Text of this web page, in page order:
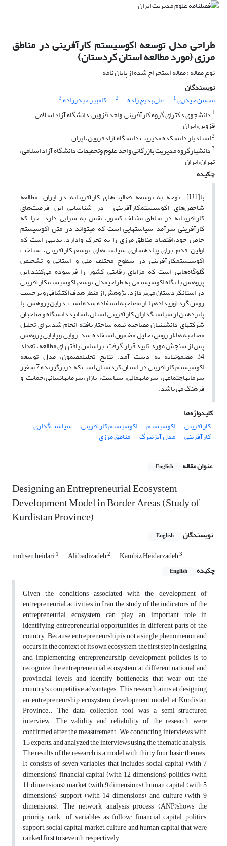
طراحی مدل توسعه اکوسیستم کارآفرینی در مناطق
مرزی (مورد مطالعه استان کردستان)
نوع مقاله : مقاله استخراج شده از پایان نامه
نویسندگان
محسن حیدری1 علی بدیع زاده 2 کامبیز حیدرزاده3
1 دانشجوی دکترای گروه کارآفرینی،واحد قزوین،دانشگاه آزاد اسلامی
قزوین،ایران
2استادیار دانشکده مدیریت دانشگاه آزادقزوین، ایران
3دانشیارگروه مدیریت بازرگانی واحد علوم وتحقیقات دانشگاه آزاد اسلامی،
تهران،ایران
چکیده
با[U1] توجه به توسعه فعالیت‌های کارآفرینانه در ایران، مطالعه
شاخص‌های اکوسیستم­کارآفرینی در شناسایی این فرصت‌های
کارآفرینانه در مناطق مختلف کشور، نقش به سزایی دارد. چرا که
کارآفرینی سرآمد سیاست­هایی است که می­تواند در متن اکوسیستم
خاص خود،اقتصاد مناطق مرزی را به تحرک وادارد. بدیهی است که
اولین قدم برای پیاده­سازی سیاست‌های توسعه­کارآفرینی، شناخت
اکوسیستم­کارآفرینی در سطوح مختلف ملی و استانی و تشخیص
گلوگاه‌هایی است که مزایای رقابتی کشور را فرسوده می‌کنند.این
پژوهش با نگاه اکوسیستمی به طراحی­مدل توسعه­اکوسیستم­کارآفرینی
در استان­کردستان می‌پردازد. پژوهش از منظر هدف اکتشافی و برحسب
روش گردآوری­داده­ها،از مصاحبه استفاده شده است. دراین پژوهش، با
پانزده­تن از سیاست­گذاران کارآفرینی استان، اساتید­دانشگاه و صاحبان
شرکت­های دانش­بنیان مصاحبه نیمه ساختاریافته انجام شد.برای تحلیل
مصاحبه ها،از روش تحلیل مضمون استفاده شد. روایی و پایایی پژوهش
پس از سنجش مورد تایید قرار گرفت. براساس یافته­های مطالعه، تعداد
34 مضمون­پایه به دست آمد. نتایج تحلیل­مضمون، مدل توسعه
اکوسیستم کارآفرینی در استان کردستان است که دربرگیرنده 7 متغیر
سرمایه­اجتماعی، سرمایه­مالی، سیاست، بازار،سرمایه­انسانی،حمایت و
فرهنگ می باشد.
کلیدواژه‌ها
کارآفرینی
اکوسیستم اکوسیستم کارآفرینی سیاست‌گذاری
کارآفرینی مدل آیزنبرگ مناطق مرزی
عنوان مقاله English
Designing an Entrepreneurial Ecosystem
Development Model in Border Areas (Study of
Kurdistan Province)
نویسندگان English
mohsen heidari1 Ali badizadeh2 Kambiz Heidarzadeh3
چکیده English
Given the conditions associated with the development of
entrepreneurial activities in Iran, the study of the indicators of the
entrepreneurial ecosystem can play an important role in
identifying entrepreneurial opportunities in different parts of the
country. Because entrepreneurship is not a single phenomenon and
occurs in the context of its own ecosystem, the first step in designing
and implementing entrepreneurship development policies is to
recognize the entrepreneurial ecosystem at different national and
provincial levels and identify bottlenecks that wear out the
country's competitive advantages. This research aims at designing
an entrepreneurship ecosystem development model at Kurdistan
Province.. The data collection tool was a semi-structured
interview. The validity and reliability of the research were
confirmed after the measurement. We conducting interviews with
15 experts, and analyzed the interviews using the thematic analysis.
The results of the research is a model with thirty four basic themes.
It consists of seven variables that includes social capital (with 7
dimensions), financial capital (with 12 dimensions), politics (with
11 dimensions), market (with 9 dimensions), human capital (with 5
dimensions), support (with 14 dimensions) and culture (with 9
dimensions). The network analysis process (ANP)shows the
priority rank of variables as follow: financial capital, politics,
support, social capital, market, culture and human capital that were
ranked first to seventh, respectively